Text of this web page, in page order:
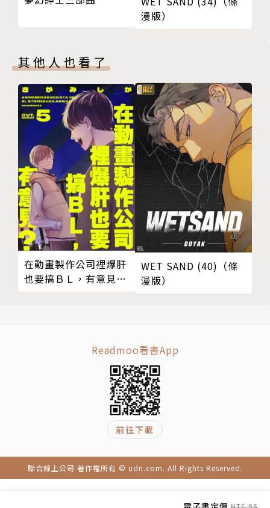
漫版）
其他人也看了
在動畫製作公司裡爆肝
也要搞ＢＬ，有意見？
WET SAND (40)（條
漫版）
Readmoo看書App
前往下載
聯合線上公司 著作權所有 © udn.com. All Rights Reserved.